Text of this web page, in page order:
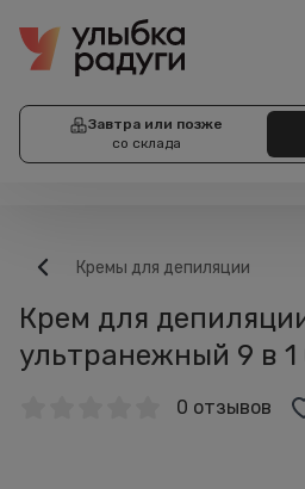
Завтра или позже
со склада
Кремы для депиляции
Крем для
ультранежный 9 в 1
0 отзывов